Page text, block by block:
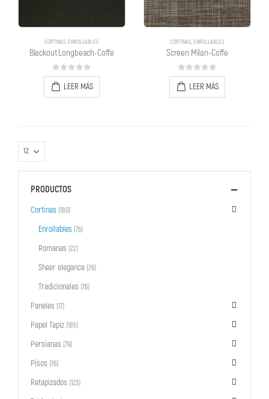
CORTINAS,ENROLLABLES
Blackout Longbeach-Coffe
0out of 5
LEER MÁS
CORTINAS,ENROLLABLES
Screen Milan-Coffe
0out of 5
LEER MÁS
PRODUCTOS
Cortinas (180)
Enrollables (76)
Romanas (22)
Sheer elegance (26)
Tradicionales (76)
Paneles (17)
Papel Tapiz (185)
Persianas (79)
Pisos (76)
Retapizados (123)